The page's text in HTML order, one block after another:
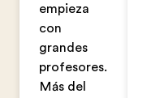
empieza
con
grandes
profesores.
Más del